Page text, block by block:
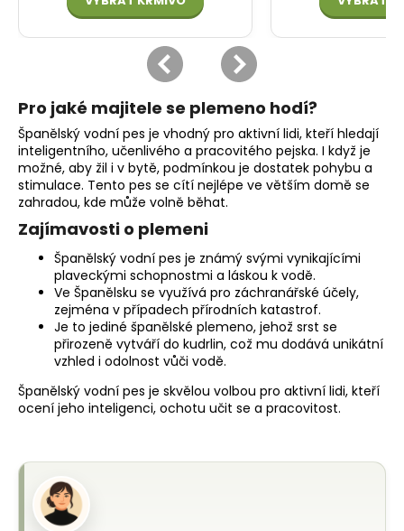
Pro jaké majitele se plemeno hodí?
Španělský vodní pes je vhodný pro aktivní lidi, kteří hledají
inteligentního, učenlivého a pracovitého pejska. I když je
možné, aby žil i v bytě, podmínkou je dostatek pohybu a
stimulace. Tento pes se cítí nejlépe ve větším domě se
zahradou, kde může volně běhat.
Zajímavosti o plemeni
Španělský vodní pes je známý svými vynikajícími
plaveckými schopnostmi a láskou k vodě.
Ve Španělsku se využívá pro záchranářské účely,
zejména v případech přírodních katastrof.
Je to jediné španělské plemeno, jehož srst se
přirozeně vytváří do kudrlin, což mu dodává unikátní
vzhled i odolnost vůči vodě.
Španělský vodní pes je skvělou volbou pro aktivní lidi, kteří
ocení jeho inteligenci, ochotu učit se a pracovitost.